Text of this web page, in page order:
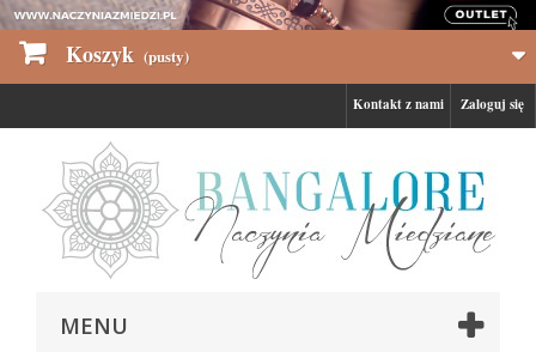
Koszyk (pusty)
Zaloguj się
Kontakt z nami
MENU